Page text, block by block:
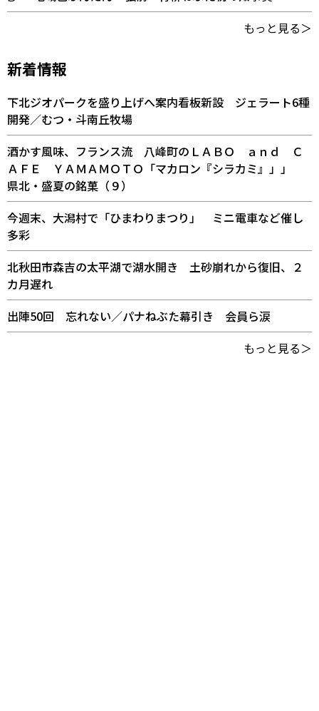
もっと見る＞
新着情報
下北ジオパークを盛り上げへ案内看板新設 ジェラート6種
開発／むつ・斗南丘牧場
酒かす風味、フランス流 八峰町のＬＡＢＯ ａｎｄ Ｃ
ＡＦＥ ＹＡＭＡＭＯＴＯ「マカロン『シラカミ』」」
県北・盛夏の銘菓（９）
今週末、大潟村で「ひまわりまつり」 ミニ電車など催し
多彩
北秋田市森吉の太平湖で湖水開き 土砂崩れから復旧、２
カ月遅れ
出陣50回 忘れない／パナねぶた幕引き 会員ら涙
もっと見る＞